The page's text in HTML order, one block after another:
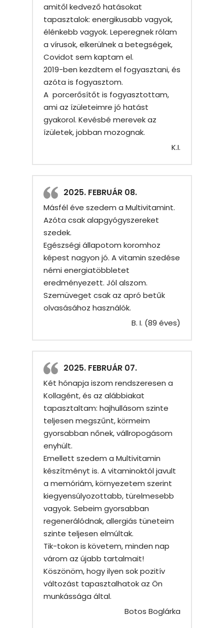
amitől kedvező hatásokat
tapasztalok: energikusabb vagyok,
élénkebb vagyok. Leperegnek rólam
a vírusok, elkerülnek a betegségek,
Covidot sem kaptam el.
2019-ben kezdtem el fogyasztani, és
azóta is fogyasztom.
A porcerősítőt is fogyasztottam,
ami az ízületeimre jó hatást
gyakorol. Kevésbé merevek az
ízületek, jobban mozognak.
K.I.
2025. FEBRUÁR 08.
Másfél éve szedem a Multivitamint.
Azóta csak alapgyógyszereket
szedek.
Egészségi állapotom koromhoz
képest nagyon jó. A vitamin szedése
némi energiatöbbletet
eredményezett. Jól alszom.
Szemüveget csak az apró betűk
olvasásához használók.
B. I. (89 éves)
2025. FEBRUÁR 07.
Két hónapja iszom rendszeresen a
Kollagént, és az alábbiakat
tapasztaltam: hajhullásom szinte
teljesen megszűnt, körmeim
gyorsabban nőnek, vállropogásom
enyhült.
Emellett szedem a Multivitamin
készítményt is. A vitaminoktól javult
a memóriám, környezetem szerint
kiegyensúlyozottabb, türelmesebb
vagyok. Sebeim gyorsabban
regenerálódnak, allergiás tüneteim
szinte teljesen elmúltak.
Tik-tokon is követem, minden nap
várom az újabb tartalmait!
Köszönöm, hogy ilyen sok pozitív
változást tapasztalhatok az Ön
munkássága által.
Botos Boglárka